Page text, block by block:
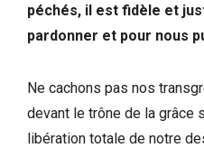
péchés, il est fidèle et
pardonner et pour nous
Ne cachons pas nos
devant le trône de la grâce
libération totale de notre